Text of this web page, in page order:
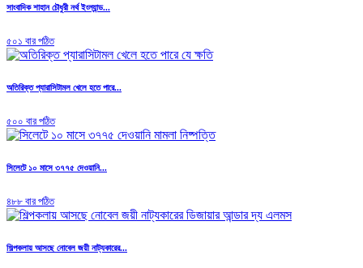
সাংবাদিক শাহান চৌধুরী নর্থ ইংল্যান্ড...
৫০১ বার পঠিত
অতিরিক্ত প্যারাসিটামল খেলে হতে পারে...
৫০০ বার পঠিত
সিলেটে ১০ মাসে ৩৭৭৫ দেওয়ানি...
৪৮৮ বার পঠিত
শিল্পকলায় আসছে নোবেল জয়ী নাট্যকারের...